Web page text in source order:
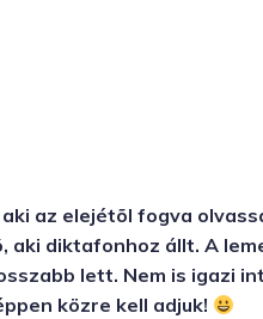
az elejétõl fogva
aki diktafonhoz állt. A
lett. Nem is igazi
közre kell adjuk!